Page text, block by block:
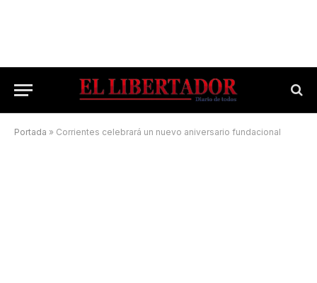
Portada » Corrientes celebrará un nuevo aniversario fundacional